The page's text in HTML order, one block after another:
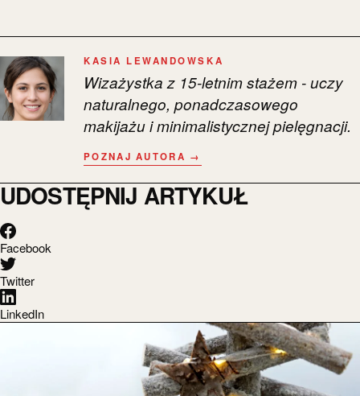
KASIA LEWANDOWSKA
Wizażystka z 15-letnim stażem - uczy
naturalnego, ponadczasowego
makijażu i minimalistycznej pielęgnacji.
POZNAJ AUTORA →
UDOSTĘPNIJ ARTYKUŁ
Facebook
Twitter
LinkedIn